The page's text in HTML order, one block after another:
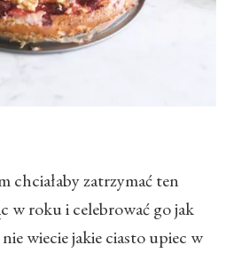
chciałaby zatrzymać ten
w roku i celebrować go jak
nie wiecie jakie ciasto upiec w